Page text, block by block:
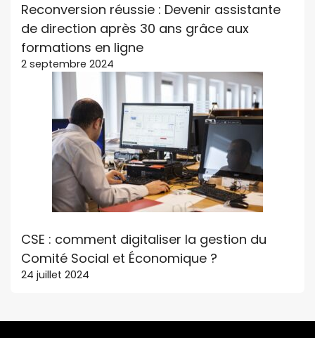
Reconversion réussie : Devenir assistante
de direction après 30 ans grâce aux
formations en ligne
2 septembre 2024
CSE : comment digitaliser la gestion du
Comité Social et Économique ?
24 juillet 2024